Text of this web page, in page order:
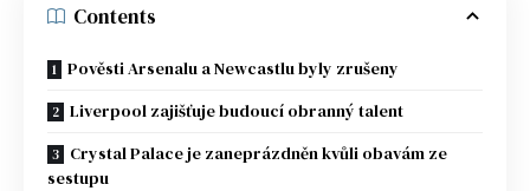
Contents
Pověsti Arsenalu a Newcastlu byly zrušeny
Liverpool zajišťuje budoucí obranný talent
Crystal Palace je zaneprázdněn kvůli obavám ze
sestupu